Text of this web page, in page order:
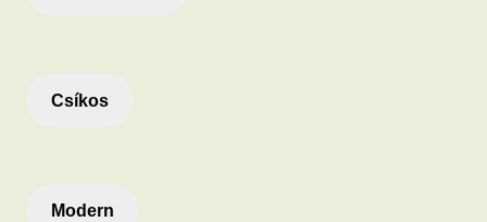
Csíkos
Modern